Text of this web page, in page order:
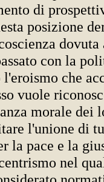
di
posizione
con la
che
vuole
morale dei
l'unione di
la pace e la
nel